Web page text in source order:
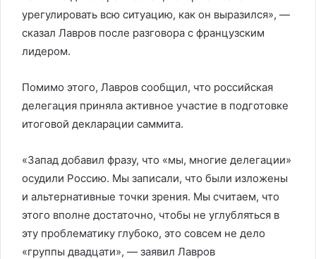
урегулировать всю ситуацию, как он выразился», —
сказал Лавров после разговора с французским
лидером.
Помимо этого, Лавров сообщил, что российская
делегация приняла активное участие в подготовке
итоговой декларации саммита.
«Запад добавил фразу, что «мы, многие делегации»
осудили Россию. Мы записали, что были изложены
и альтернативные точки зрения. Мы считаем, что
этого вполне достаточно, чтобы не углубляться в
эту проблематику глубоко, это совсем не дело
«группы двадцати», — заявил Лавров